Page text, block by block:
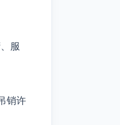
服
销许